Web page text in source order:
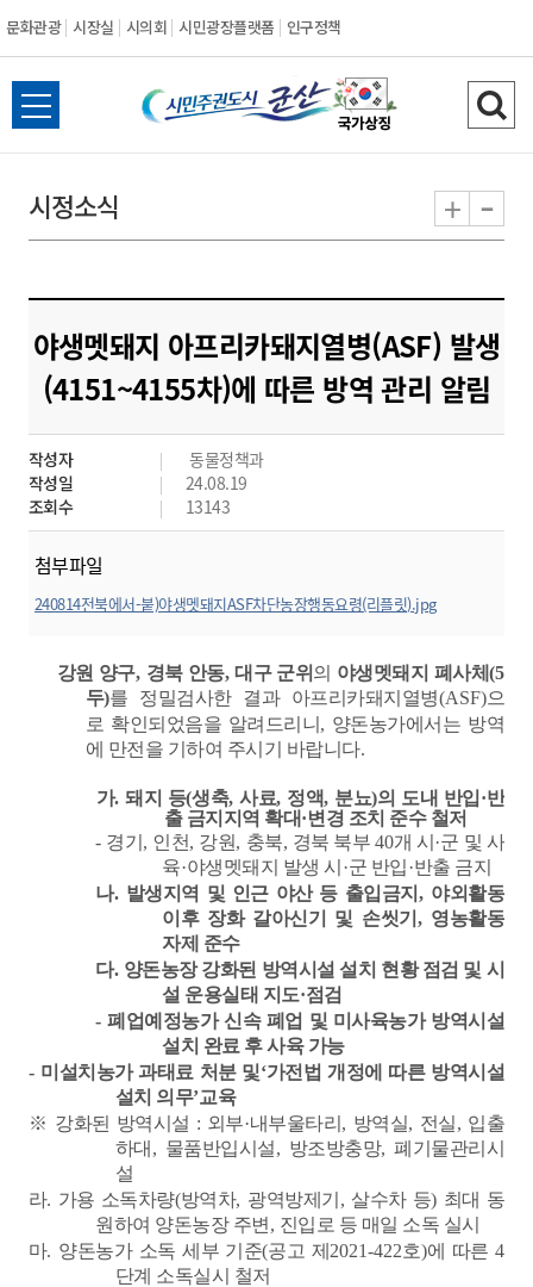
문화관광 시장실 시의회 시민광장플랫폼 인구정책
시
민
도
시
군
산
전
체
뉴
열
검
색
기
시정소식 + -
야생멧돼지 아프리카돼지열병(ASF) 발생
(4151~4155차)에 따른 방역 관리 알림
작성자
동물정책과
작성일
24.08.19
조회수
13143
첨부파일
240814전북에서-붙)야생멧돼지ASF차단농장행동요령(리플릿).jpg
강원 양구, 경북 안동,대구 군위 의 야생멧돼지 폐사체(5
두)를 정밀검사한 결과 아프리카돼지열병(ASF)으
로 확인되었음을 알려드리니 , 양돈농가에서는 방역
에 만전을 기하여 주시기 바랍니 다.
가.돼지 등(생축,사료, 정액, 분뇨)의 도내 반입 ·반
출 금지지역 확대·변경 조치 준수 철저
- 경기 , 인천, 강원, 충북, 경북 북부 40개 시 ·군 및 사
육·야생멧돼지 발생 시 ·군 반입 ·반출 금지
나. 발생지역 및 인근 야산 등 출입금지 , 야외활동
이후 장화 갈아신기 및 손씻기 , 영농활동
자제 준수
다. 양돈농장 강화된 방역시설 설치 현황 점검 및 시
설 운용실태 지도·점검
-폐업예정농가 신속 폐업 및 미사육농가 방역시설
설치 완료 후 사육 가능
- 미설치농가 과태료 처분 및‘가전법 개정에 따른 방역시설
설치 의무’교육
※ 강화된 방역시설 : 외부·내부울타리 , 방역실, 전실, 입출
하대 , 물품반입시설, 방조방충망,폐기물관리시
설
라. 가용 소독차량(방역차, 광역방제기 , 살수차 등) 최대 동
원하여 양돈농장 주변 , 진입로 등 매일 소독 실시
마. 양돈농가 소독 세부 기준(공고 제 2021-422호)에 따른4
단계 소독실시 철저